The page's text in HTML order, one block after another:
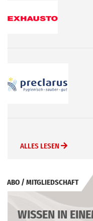
ALLES LESEN
ABO / MITGLIEDSCHAFT
WISSEN IN